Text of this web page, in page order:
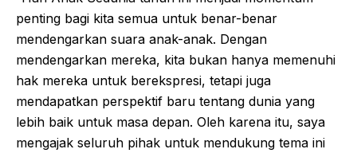
penting bagi kita semua untuk benar-benar
mendengarkan suara anak-anak. Dengan
mendengarkan mereka, kita bukan hanya memenuhi
hak mereka untuk berekspresi, tetapi juga
mendapatkan perspektif baru tentang dunia yang
lebih baik untuk masa depan. Oleh karena itu, saya
mengajak seluruh pihak untuk mendukung tema ini